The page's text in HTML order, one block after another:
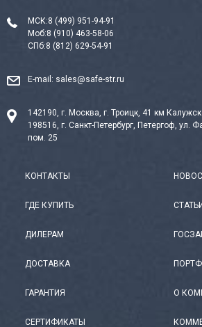
МСК:8 (499) 951-94-91
Моб:8 (910) 463-58-06
СПб:8 (812) 629-54-91
E-mail: sales@safe-str.ru
142190, г. Москва, г. Троицк, 41 км
198516, г. Санкт-Петербург, Петергоф, ул.
пом. 25
КОНТАКТЫ
ГДЕ КУПИТЬ
ДИЛЕРАМ
ДОСТАВКА
ГАРАНТИЯ
СЕРТИФИКАТЫ
СТАТЬИ
О